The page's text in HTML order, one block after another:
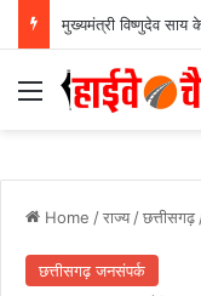
Menu
Home /राज्य /छत्तीसगढ़
छत्तीसगढ़ जनसंपर्क